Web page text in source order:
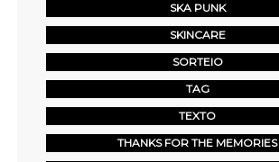
SKA PUNK
SKINCARE
SORTEIO
TAG
TEXTO
THANKS FOR THE MEMORIES